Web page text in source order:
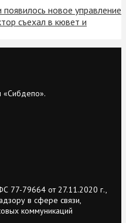
новое управление
съехал в кювет и
77-79664 от 27.11.2020 г.,
в сфере связи,
коммуникаций